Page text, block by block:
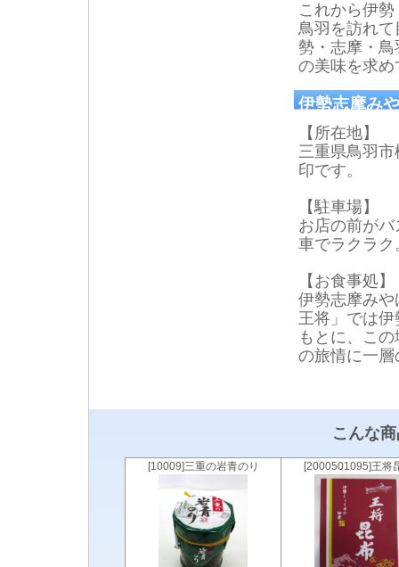
これから伊
鳥羽を訪れ
勢・志摩・
の美味を求
伊勢志摩み
【所在地】
三重県鳥羽
印です。
【駐車場】
お店の前が
車でラクラク
【お食事処】
伊勢志摩み
王将」では
もとに、こ
の旅情に一